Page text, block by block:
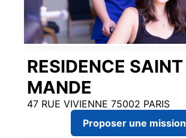
RESIDENCE SAINT
MANDE
47 RUE VIVIENNE 75002 PARIS
Proposer une mission